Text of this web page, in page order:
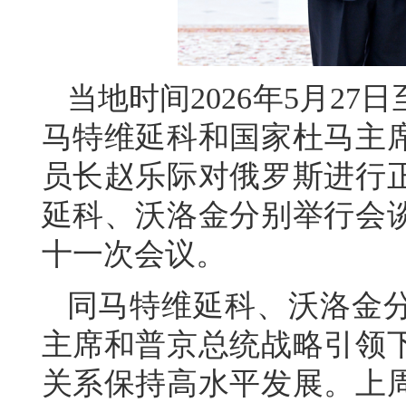
当地时间2026年5月27
马特维延科和国家杜马主
员长赵乐际对俄罗斯进行
延科、沃洛金分别举行会
十一次会议。
同马特维延科、沃洛金
主席和普京总统战略引领
关系保持高水平发展。上